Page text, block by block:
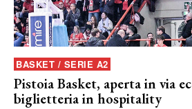
BASKET / SERIE A2
Pistoia Basket, aperta in via
biglietteria in hospitality